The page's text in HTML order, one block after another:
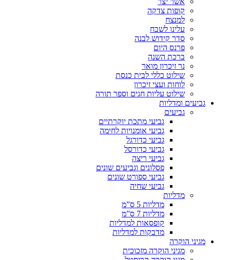
קופות צדקה
למנצח
עלינו לשבח
סדר קידוש לבנה
פרנס היום
ברכת השנה
נר זיכרון מואר
שילוט כללי לבית כנסת
לוחות ועצי זיכרון
שילוט עליות חגים וספר תורה
גביעים ומדליות
גביעים
גביעי מתכת יוקרתיים
גביעי אומנויות לחימה
גביעי כדורגל
גביעי כדורסל
גביעי ריצה
פסלונים וגביעים שונים
גביעי ספורט שונים
גביעי שחיה
מדליות
מדליות 5 ס”מ
מדליות 7 ס”מ
קופסאות למדליות
מדבקות למדליות
מגיני הוקרה
מגיני הוקרה מזכוכית